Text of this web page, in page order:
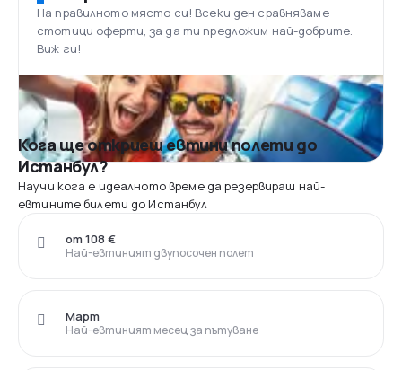
На правилното място си! Всеки ден сравняваме
стотици оферти, за да ти предложим най-добрите.
Виж ги!
Кога ще откриеш евтини полети до
Истанбул?
Научи кога е идеалното време да резервираш най-
евтините билети до Истанбул
Най-евтиният двупосочен полет
от 108 €
Най-евтиният месец за пътуване
Март